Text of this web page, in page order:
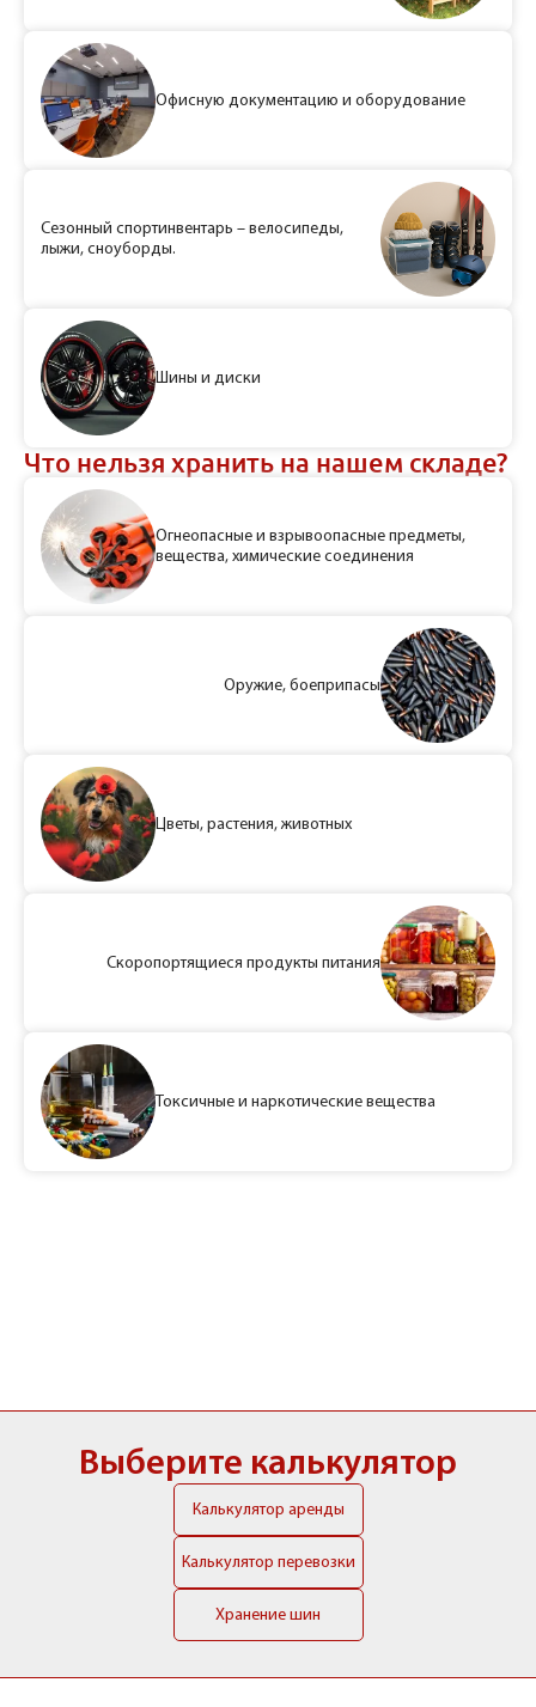
Офисную документацию и оборудование
Сезонный спортинвентарь – велосипеды,
лыжи, сноуборды.
Шины и диски
Что нельзя хранить на нашем складе?
Огнеопасные и взрывоопасные предметы,
вещества, химические соединения
Оружие, боеприпасы
Цветы, растения, животных
Скоропортящиеся продукты питания
Токсичные и наркотические вещества
Выберите калькулятор
Калькулятор аренды
Калькулятор перевозки
Хранение шин